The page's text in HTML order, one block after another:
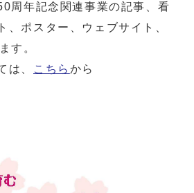
周年記念関連事業の記事、看
、ポスター、ウェブサイト、
す。
は、
こちら から